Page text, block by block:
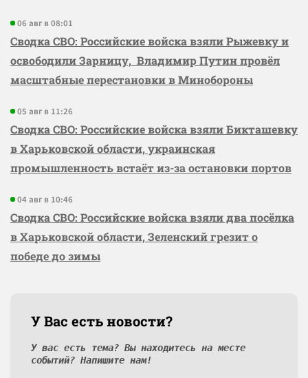
06 авг в 08:01
Сводка СВО: Российские войска взяли Рыжевку и
освободили Зарницу, Владимир Путин провёл
масштабные перестановки в Минобороны
05 авг в 11:26
Сводка СВО: Российские войска взяли Бикташевку
в Харьковской области, украинская
промышленность встаёт из-за остановки портов
04 авг в 10:46
Сводка СВО: Российские войска взяли два посёлка
в Харьковской области, Зеленский грезит о
победе до зимы
У Вас есть новости?
У вас есть тема? Вы находитесь на месте
событий? Напишите нам!